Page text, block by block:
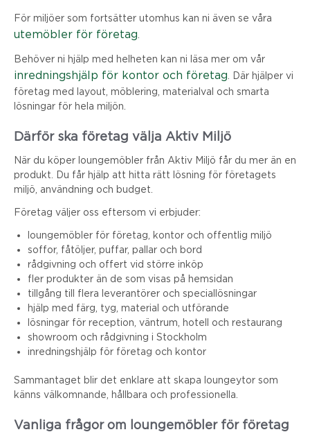
För miljöer som fortsätter utomhus kan ni även se våra
utemöbler för företag
Behöver ni hjälp med helheten kan ni läsa mer om vår
inredningshjälp för kontor och företag . Där hjälper vi
företag med layout, möblering, materialval och smarta
lösningar för hela miljön.
Därför ska företag välja Aktiv Miljö
När du köper loungemöbler från Aktiv Miljö får du mer än en
produkt. Du får hjälp att hitta rätt lösning för företagets
miljö, användning och budget.
Företag väljer oss eftersom vi erbjuder:
loungemöbler för företag, kontor och offentlig miljö
soffor, fåtöljer, puffar, pallar och bord
rådgivning och offert vid större inköp
fler produkter än de som visas på hemsidan
tillgång till flera leverantörer och speciallösningar
hjälp med färg, tyg, material och utförande
lösningar för reception, väntrum, hotell och restaurang
showroom och rådgivning i Stockholm
inredningshjälp för företag och kontor
Sammantaget blir det enklare att skapa loungeytor som
känns välkomnande, hållbara och professionella.
Vanliga frågor om loungemöbler för företag